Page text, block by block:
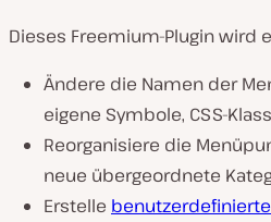
Dieses Freemium-Plugin wird
Ändere die Namen der
eigene Symbole, CSS-
Reorganisiere die
neue übergeordnete
Erstelle